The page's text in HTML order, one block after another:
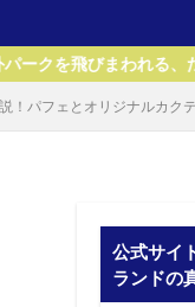
る、たった1つ理由！
！パフェとオリジナルカク
公式サイ
ランドの